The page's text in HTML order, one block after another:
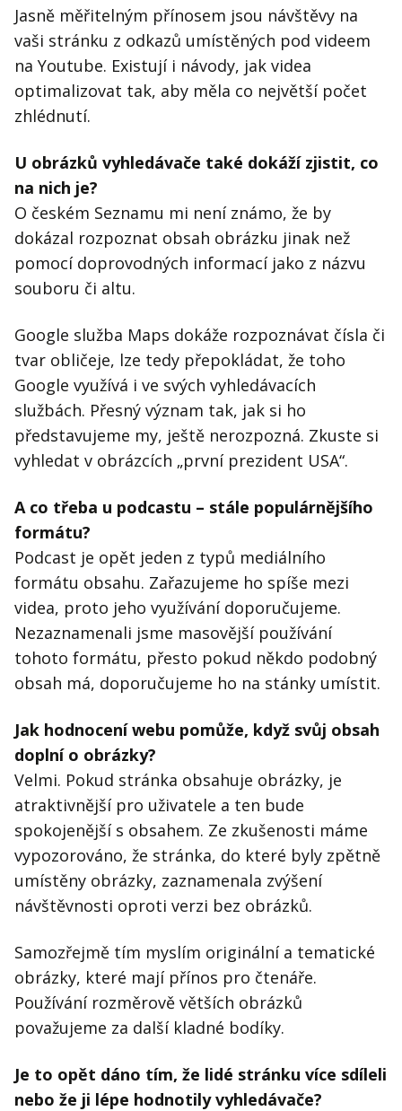
Jasně měřitelným přínosem jsou návštěvy na
vaši stránku z odkazů umístěných pod videem
na Youtube. Existují i návody, jak videa
optimalizovat tak, aby měla co největší počet
zhlédnutí.
U obrázků vyhledávače také dokáží zjistit, co
na nich je?
O českém Seznamu mi není známo, že by
dokázal rozpoznat obsah obrázku jinak než
pomocí doprovodných informací jako z názvu
souboru či altu.
Google služba Maps dokáže rozpoznávat čísla či
tvar obličeje, lze tedy přepokládat, že toho
Google využívá i ve svých vyhledávacích
službách. Přesný význam tak, jak si ho
představujeme my, ještě nerozpozná. Zkuste si
vyhledat v obrázcích „první prezident USA“.
A co třeba u podcastu – stále populárnějšího
formátu?
Podcast je opět jeden z typů mediálního
formátu obsahu. Zařazujeme ho spíše mezi
videa, proto jeho využívání doporučujeme.
Nezaznamenali jsme masovější používání
tohoto formátu, přesto pokud někdo podobný
obsah má, doporučujeme ho na stánky umístit.
Jak hodnocení webu pomůže, když svůj obsah
doplní o obrázky?
Velmi. Pokud stránka obsahuje obrázky, je
atraktivnější pro uživatele a ten bude
spokojenější s obsahem. Ze zkušenosti máme
vypozorováno, že stránka, do které byly zpětně
umístěny obrázky, zaznamenala zvýšení
návštěvnosti oproti verzi bez obrázků.
Samozřejmě tím myslím originální a tematické
obrázky, které mají přínos pro čtenáře.
Používání rozměrově větších obrázků
považujeme za další kladné bodíky.
Je to opět dáno tím, že lidé stránku více sdíleli
nebo že ji lépe hodnotily vyhledávače?